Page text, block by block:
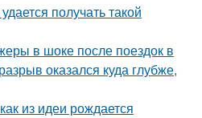
получать такой
в шоке после поездок в
оказался куда глубже,
из идеи рождается